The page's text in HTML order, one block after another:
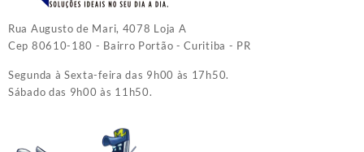
Rua Augusto de Mari, 4078 Loja A
Cep 80610-180 - Bairro Portão - Curitiba - PR
Segunda à Sexta-feira das 9h00 às 17h50.
Sábado das 9h00 às 11h50.